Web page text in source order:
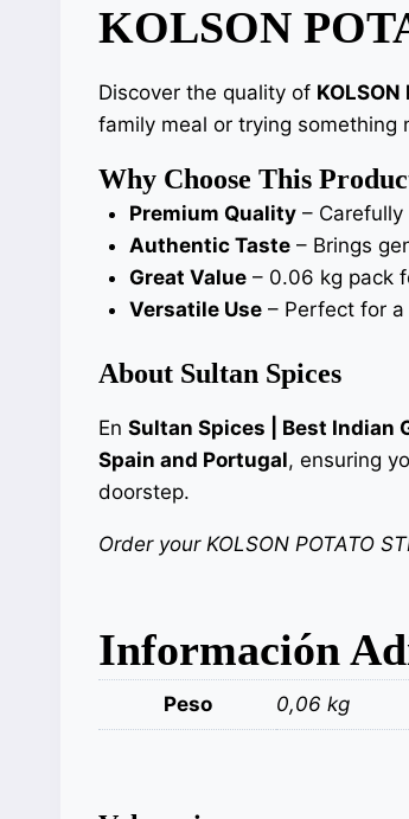
KOLSON
Discover the quality of KOLSON
family meal or trying
Why Choose This
Premium Quality– Carefully
Authentic Taste– Brings
Great Value– 0.06 kg pack
Versatile Use– Perfect for a
About Sultan Spices
En Sultan Spices | Best Indian
Spain and Portugal, ensuring
doorstep.
Order your KOLSON POTATO
Información
Peso 0,06 kg